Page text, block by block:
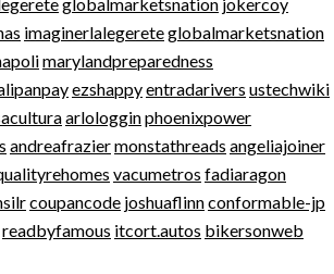
globalmarketsnation jokercoy
imaginerlalegereteglobalmarketsnation
marylandpreparedness
ezshappyentradarivers ustechwiki
arlologginphoenixpower
andreafraziermonstathreads angeliajoiner
vacumetros fadiaragon
coupancode joshuaflinnconformable-jp
readbyfamous itcort.autos bikersonweb